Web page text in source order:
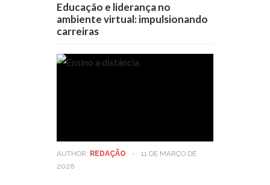
Educação e liderança no
ambiente virtual: impulsionando
carreiras
AUTHOR: REDAÇÃO -
11 DE MARÇO DE
2026